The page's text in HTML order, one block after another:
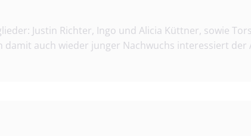
Justin Richter, Ingo und Alicia Küttner, sowie
auch wieder junger Nachwuchs interessiert